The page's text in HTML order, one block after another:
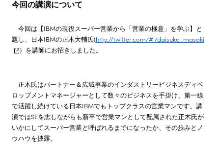
今回の講演について
今回は【IBMの現役スーパー営業から「営業の極意」を学ぶ】と
題し、日本IBMの正木大輔氏(http://twitter.com/#!/daisuke_masaki
）を講師にお招きしました。
正木氏はパートナー＆広域事業のインダストリービジネスディベ
ロップメントマネージャーとして数々のビジネスを手掛け、第一線
で活躍し続けている日本IBMでもトップクラスの営業マンです。講
演ではSEを志しながらも新卒で営業マンとして配属された正木氏が
いかにしてスーパー営業と呼ばれるまでになったか、その歩みとノ
ウハウを披露。